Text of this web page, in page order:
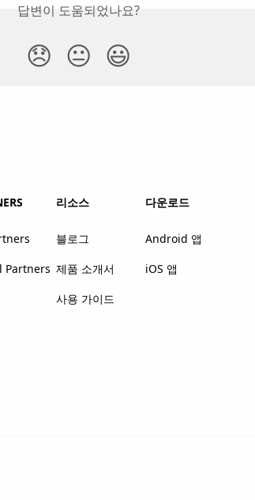
답변이 도움되었나요?
😞 😐 😃
Partners
리소스
블로그
제품 소개서
사용 가이드
다운로드
Android 앱
iOS 앱